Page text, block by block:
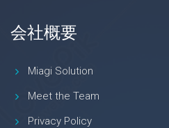
会社概要
Miagi Solution
Meet the Team
Privacy Policy